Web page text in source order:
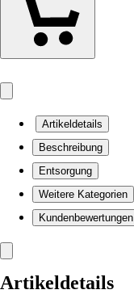
Artikeldetails
Beschreibung
Entsorgung
Weitere Kategorien
Kundenbewertungen
Artikeldetails